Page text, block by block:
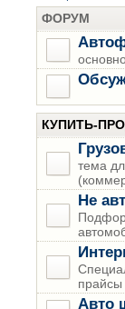
ФОРУМ
КУПИТЬ-
тема
Не
прайсы
Авто